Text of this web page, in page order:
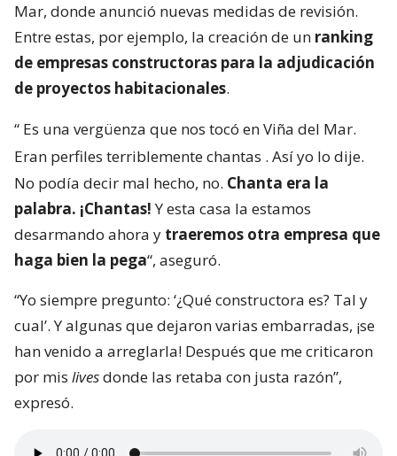
Mar, donde anunció nuevas medidas de revisión.
Entre estas, por ejemplo, la creación de un ranking
de empresas constructoras para la adjudicación
de proyectos habitacionales.
“ Es una vergüenza que nos tocó en Viña del Mar.
Eran perfiles terriblemente chantas . Así yo lo dije.
No podía decir mal hecho, no. Chanta era la
palabra. ¡Chantas!Y esta casa la estamos
desarmando ahora y traeremos otra empresa que
haga bien la pega“, aseguró.
“Yo siempre pregunto: ‘¿Qué constructora es? Tal y
cual’. Y algunas que dejaron varias embarradas, ¡se
han venido a arreglarla! Después que me criticaron
por mis livesdonde las retaba con justa razón”,
expresó.